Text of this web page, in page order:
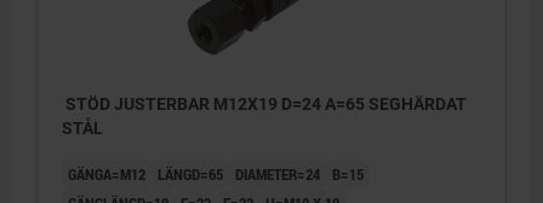
STÖD JUSTERBAR M12X19 D=24 A=65 SEGHÄRDAT
STÅL
GÄNGA=M12 LÄNGD=65 DIAMETER=24
B=15